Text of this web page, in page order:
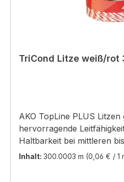
TriCond Litze weiß/rot
AKO TopLine PLUS Litzen
hervorragende
Haltbarkeit bei mittleren
Im Vergleich zu nicht
Inhalt: 300.0003 m (0,06 € / 1